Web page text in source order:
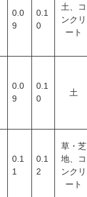
0.0
9
0.1
0
土、コ
ンクリ
ート
0.0
9
0.1
0
土
0.1
1
0.1
2
草・芝
地、コ
ンクリ
ート